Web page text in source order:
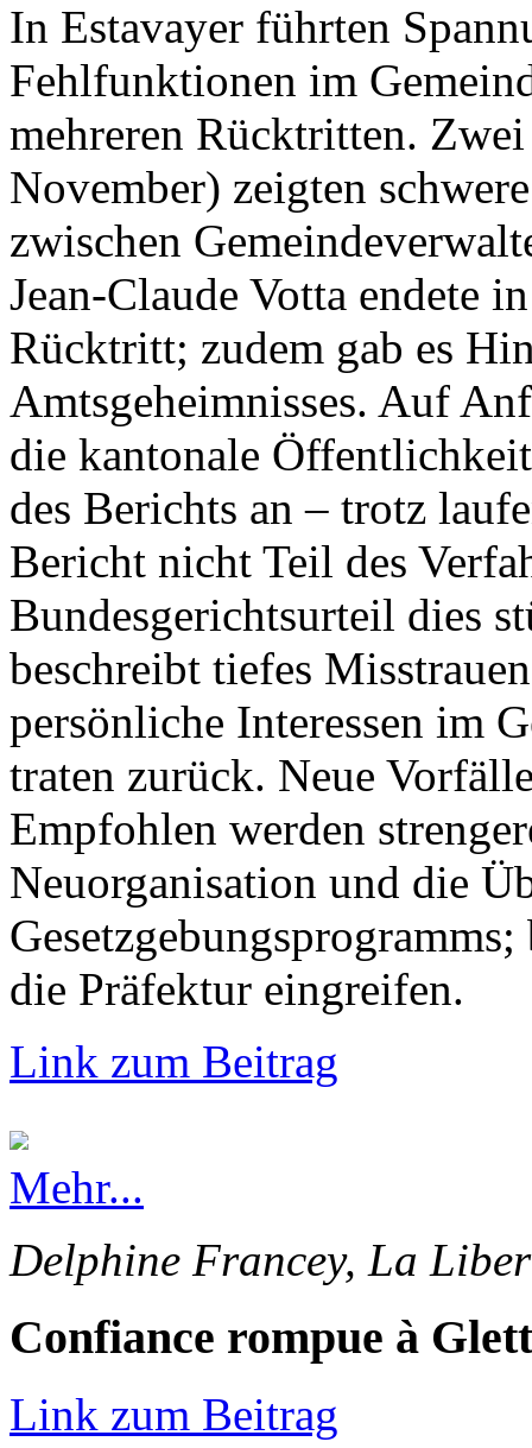
In Estavayer führten
Fehlfunktionen im
mehreren Rücktritten.
November) zeigten
zwischen
Jean-Claude Votta endete
Rücktritt; zudem gab es
Amtsgeheimnisses. Auf
die kantonale
des Berichts an – trotz
Bericht nicht Teil des
Bundesgerichtsurteil dies
beschreibt tiefes
persönliche Interessen im
traten zurück. Neue
Empfohlen werden
Neuorganisation und die
die Präfektur eingreifen.
Link zum Beitrag
Mehr...
Delphine Francey, La
Confiance rompue à
Link zum Beitrag